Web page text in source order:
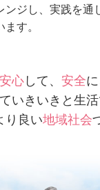
ンジし、実践を通
す。
安心して、 安全に
いきいきと生活
り良い地域社会